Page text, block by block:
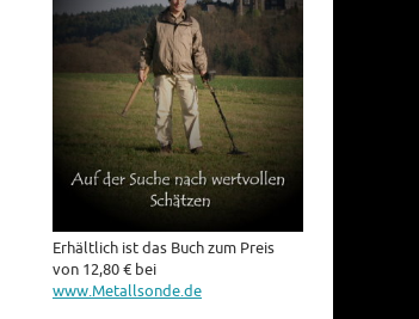
Erhältlich ist das Buch zum Preis
von 12,80 € bei
www.Metallsonde.de